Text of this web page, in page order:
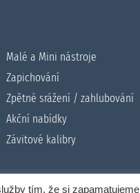
Malé a Mini nástroje
Zapichování
Zpětné srážení / zahlubování
Akční nabídky
Závitové kalibry
tím, že si zapamatujeme